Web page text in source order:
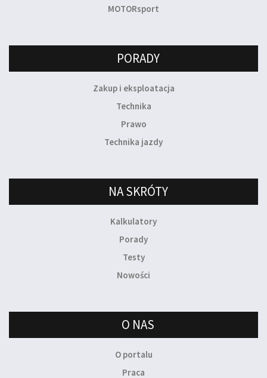
MOTORsport
PORADY
Zakup i eksploatacja
Technika
Prawo
Technika jazdy
NA SKRÓTY
Kalkulatory
Porady
Testy
Nowości
O NAS
O portalu
Praca